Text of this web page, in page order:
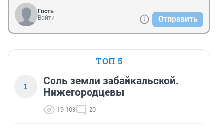
Гость
Войти
Отправить
ТОП 5
1
Соль земли забайкальской.
Нижегородцевы
19 103 20